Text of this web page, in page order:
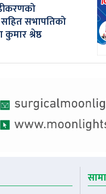
सहित सभापतिको
श्रेष्ठ